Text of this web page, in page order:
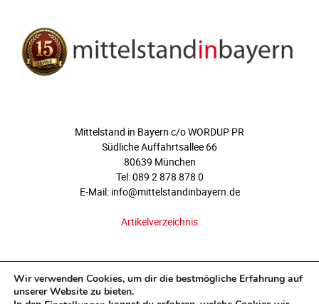
Mittelstand in Bayern c/o WORDUP PR
Südliche Auffahrtsallee 66
80639 München
Tel: 089 2 878 878 0
E-Mail: info@mittelstandinbayern.de
Artikelverzeichnis
Wir verwenden Cookies, um dir die bestmögliche Erfahrung auf
unserer Website zu bieten.